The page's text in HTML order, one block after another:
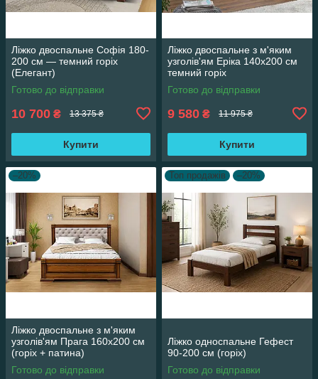
Ліжко двоспальне Софія 180-
200 см — темний горіх
(Елегант)
Готово до відправки
10 700 ₴ 13 375 ₴
Купити
Ліжко двоспальне з м'яким
узголів'ям Еріка 140х200 см
темний горіх
Готово до відправки
9 580 ₴ 11 975 ₴
Купити
–20%
Ліжко двоспальне з м'яким
узголів'ям Прага 160х200 см
(горіх + патина)
Готово до відправки
Топ продажів –20%
Ліжко односпальне Гефест
90-200 см (горіх)
Готово до відправки